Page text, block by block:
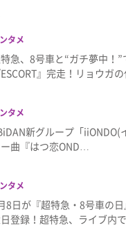
シー
タメ
急、8号車と“ガチ夢中！”
ESCORT』完走！リョウガ
タメ
新グループ「iiONDO(
曲『はつ恋OND…
タメ
8日が『超特急・8号車の
登録！超特急、ライブ内